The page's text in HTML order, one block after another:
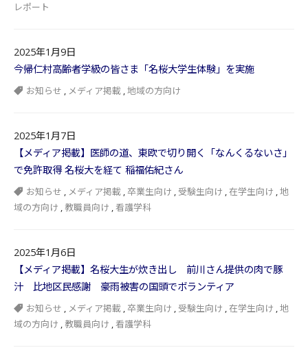
レポート
2025年1月9日
今帰仁村高齢者学級の皆さま「名桜大学生体験」を実施
お知らせ , メディア掲載 ,地域の方向け
2025年1月7日
【メディア掲載】医師の道、東欧で切り開く「なんくるないさ」
で免許取得 名桜大を経て 稲福佑紀さん
お知らせ , メディア掲載 ,卒業生向け , 受験生向け ,在学生向け ,地
域の方向け , 教職員向け ,看護学科
2025年1月6日
【メディア掲載】名桜大生が炊き出し 前川さん提供の肉で豚
汁 比地区民感謝 豪雨被害の国頭でボランティア
お知らせ , メディア掲載 ,卒業生向け , 受験生向け ,在学生向け ,地
域の方向け , 教職員向け ,看護学科